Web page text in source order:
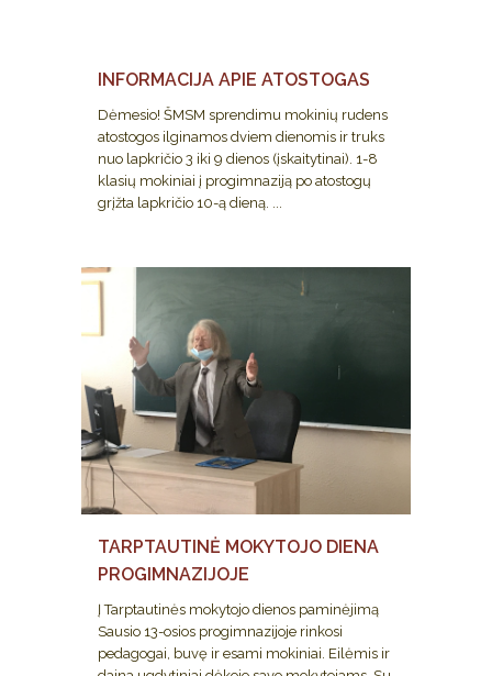
INFORMACIJA APIE ATOSTOGAS
Dėmesio! ŠMSM sprendimu mokinių rudens
atostogos ilginamos dviem dienomis ir truks
nuo lapkričio 3 iki 9 dienos (įskaitytinai). 1-8
klasių mokiniai į progimnaziją po atostogų
grįžta lapkričio 10-ą dieną. ...
TARPTAUTINĖ MOKYTOJO DIENA
PROGIMNAZIJOJE
Į Tarptautinės mokytojo dienos paminėjimą
Sausio 13-osios progimnazijoje rinkosi
pedagogai, buvę ir esami mokiniai. Eilėmis ir